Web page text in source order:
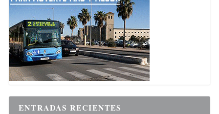
ENTRADAS RECIENTES